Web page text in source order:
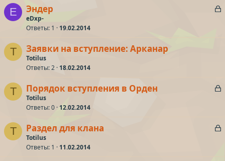
E
З
Эндер
eDxp-
Ответы 1 19.02.2014
T Заявки на вступление: Арканар
Totilus
Ответы 2 18.02.2014
T
З
Порядок вступления в Орден
Totilus
Ответы 0 12.02.2014
T
З
Раздел для клана
Totilus
Ответы 1 11.02.2014